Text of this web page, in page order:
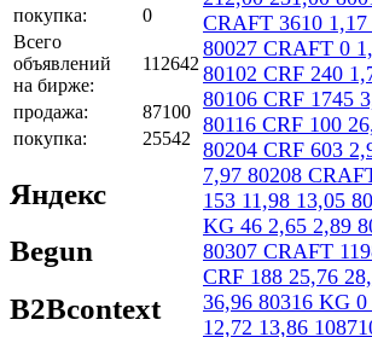
покупка:
0
Всего
объявлений
на бирже:
112642
продажа:
87100
покупка:
25542
Яндекс
Begun
B2Bcontext